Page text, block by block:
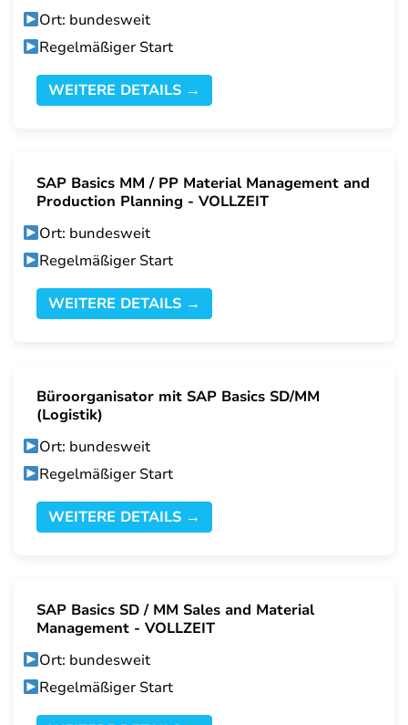
Ort: bundesweit
Regelmäßiger Start
WEITERE DETAILS →
SAP Basics MM / PP Material Management and
Production Planning - VOLLZEIT
Ort: bundesweit
Regelmäßiger Start
WEITERE DETAILS →
Büroorganisator mit SAP Basics SD/MM
(Logistik)
Ort: bundesweit
Regelmäßiger Start
WEITERE DETAILS →
SAP Basics SD / MM Sales and Material
Management - VOLLZEIT
Ort: bundesweit
Regelmäßiger Start